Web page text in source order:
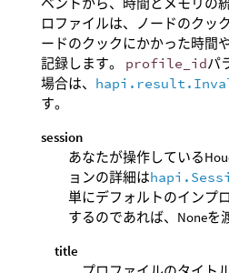
ロファイルは、ノードのクッ
ードのクックにかかった時間
記録します。 profile_idパ
場合は、
す。
session
あなたが操作している
ョンの詳細は
単にデフォルトのインプ
するのであれば、Noneを
title